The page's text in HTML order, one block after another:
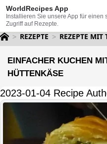
WorldRecipes App
Installieren Sie unsere App für einen
Zugriff auf Rezepte.
REZEPTE REZEPTE
EINFACHER KUCHEN
HÜTTENKÄSE
2023-01-04 Recipe